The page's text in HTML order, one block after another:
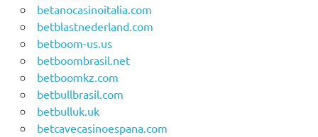
betanocasinoitalia.com
betblastnederland.com
betboom-us.us
betboombrasil.net
betboomkz.com
betbullbrasil.com
betbulluk.uk
betcavecasinoespana.com